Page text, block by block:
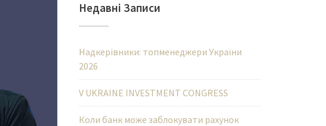
Недавні Записи
Надкерівники: топменеджери України
2026
V UKRAINE INVESTMENT CONGRESS
Коли банк може заблокувати рахунок